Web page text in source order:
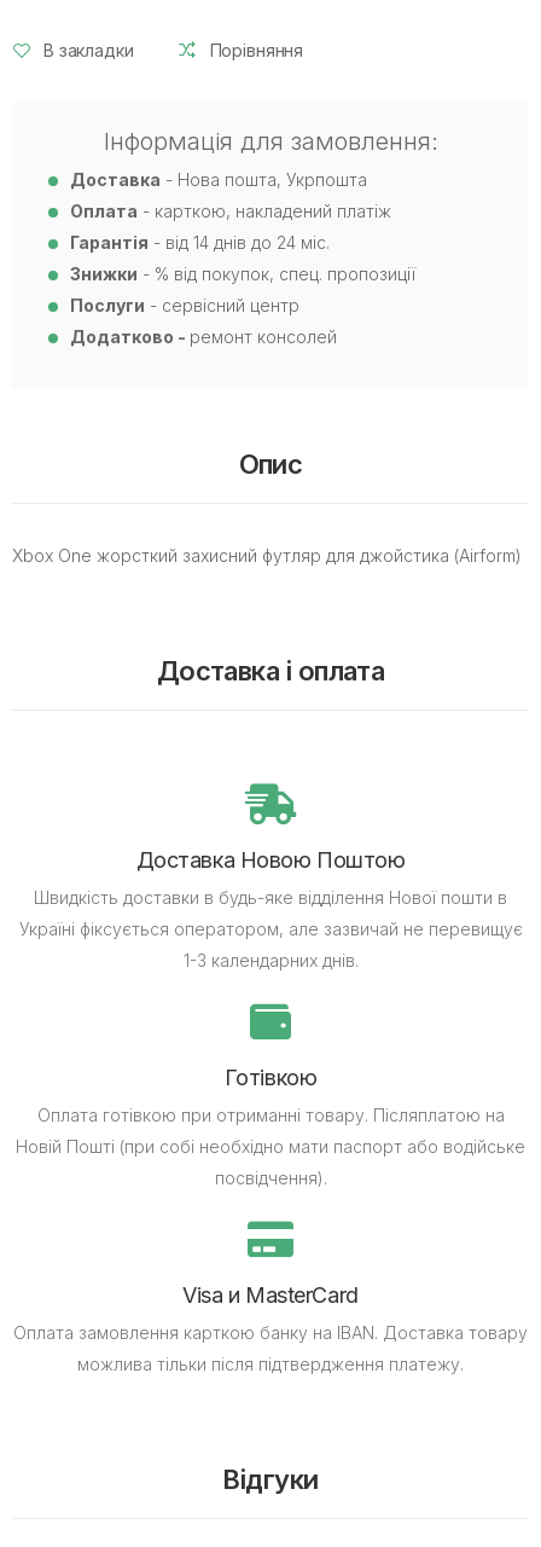
В закладки Порівняння
Інформація для замовлення:
Доставка - Нова пошта, Укрпошта
Оплата - карткою, накладений платіж
Гарантія - від 14 днів до 24 міс.
Знижки - % від покупок, спец. пропозиції
Послуги - сервісний центр
Додатково - ремонт консолей
Опис
Xbox One жорсткий захисний футляр для джойстика (Airform)
Доставка і оплата
Доставка Новою Поштою
Швидкість доставки в будь-яке відділення Нової пошти в
Україні фіксується оператором, але зазвичай не перевищує
1-3 календарних днів.
Готівкою
Оплата готівкою при отриманні товару. Післяплатою на
Новій Пошті (при собі необхідно мати паспорт або водійське
посвідчення).
Visa и MasterCard
Оплата замовлення карткою банку на IBAN. Доставка товару
можлива тільки після підтвердження платежу.
Відгуки